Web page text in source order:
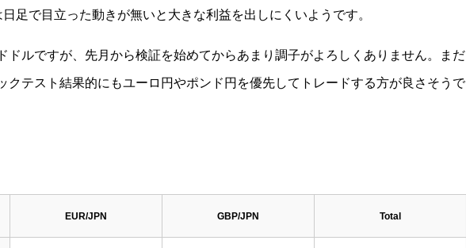
足で目立った動きが無いと大きな利益を出しにくいようです。
ドルですが、先月から検証を始めてからあまり調子がよろしくありません。まだ
クテスト結果的にもユーロ円やポンド円を優先してトレードする方が良さそうで
EUR/JPN GBP/JPN Total